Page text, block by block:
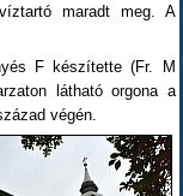
maradt meg. A
F készítette (Fr. M
látható orgona a
végén.